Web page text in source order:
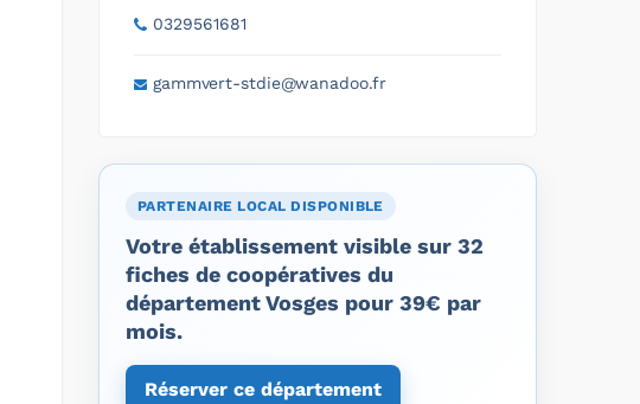
0329561681
gammvert-stdie@wanadoo.fr
PARTENAIRE LOCAL DISPONIBLE
Votre établissement visible sur 32
fiches de coopératives du
département Vosges pour 39€ par
mois.
Réserver ce département